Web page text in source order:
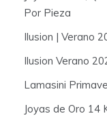
Por Pieza
Ilusion | Verano
Ilusion Verano
Lamasini
Joyas de Oro 14